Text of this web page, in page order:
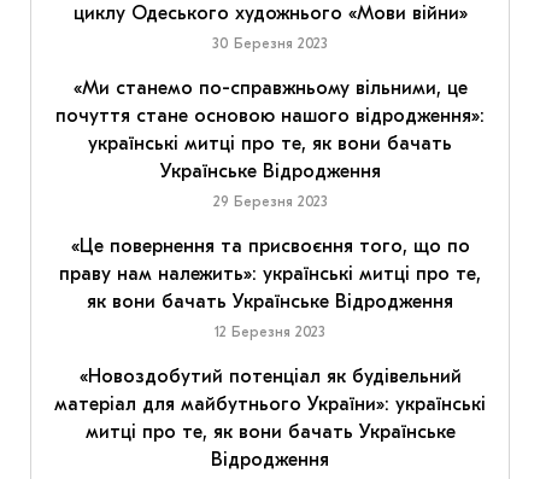
циклу Одеського художнього «Мови війни»
30 Березня 2023
«Ми станемо по-справжньому вільними, це
почуття стане основою нашого відродження»:
українські митці про те, як вони бачать
Українське Відродження
29 Березня 2023
«Це повернення та присвоєння того, що по
праву нам належить»: українські митці про те,
як вони бачать Українське Відродження
12 Березня 2023
«Новоздобутий потенціал як будівельний
матеріал для майбутнього України»: українські
митці про те, як вони бачать Українське
Відродження